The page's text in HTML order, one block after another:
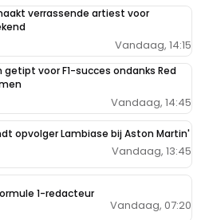
verrassende artiest voor
Vandaag, 14:15
voor F1-succes ondanks Red
Vandaag, 14:45
opvolger Lambiase bij Aston Martin'
Vandaag, 13:45
1-redacteur
Vandaag, 07:20